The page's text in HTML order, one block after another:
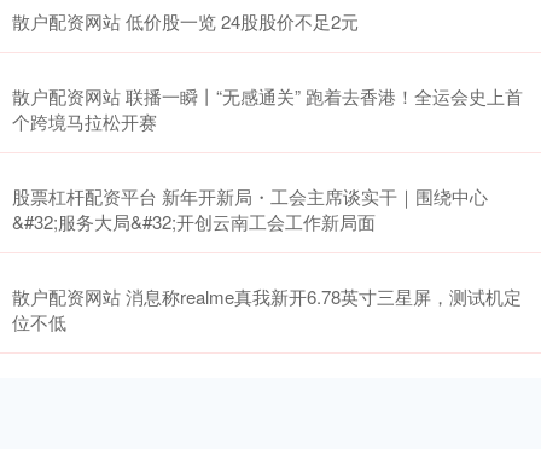
散户配资网站 低价股一览 24股股价不足2元
散户配资网站 联播一瞬丨“无感通关” 跑着去香港！全运会史上首
个跨境马拉松开赛
股票杠杆配资平台 新年开新局・工会主席谈实干｜围绕中心
&#32;服务大局&#32;开创云南工会工作新局面
散户配资网站 消息称realme真我新开6.78英寸三星屏，测试机定
位不低